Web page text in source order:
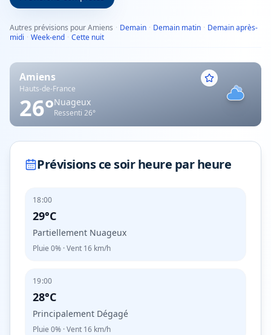
Autres prévisions pour Amiens · Demain · Demain matin · Demain après-
midi · Week-end · Cette nuit
Amiens
Hauts-de-France
26°Nuageux
Ressenti 26°
Prévisions ce soir heure par heure
18:00
29°C
Partiellement Nuageux
Pluie 0% · Vent 16 km/h
19:00
28°C
Principalement Dégagé
Pluie 0% · Vent 16 km/h